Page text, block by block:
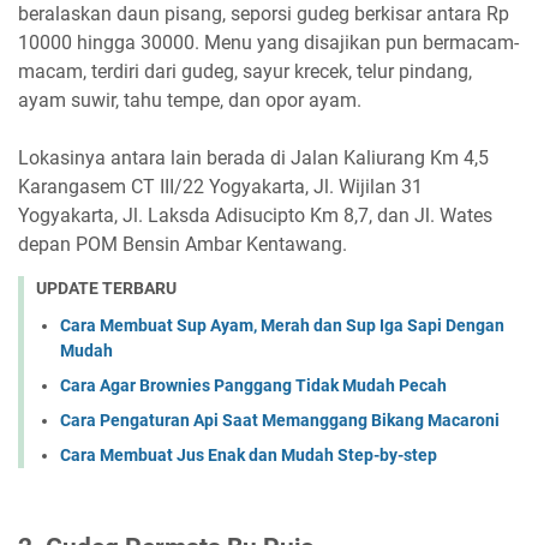
beralaskan daun pisang, seporsi gudeg berkisar antara Rp
10000 hingga 30000. Menu yang disajikan pun bermacam-
macam, terdiri dari gudeg, sayur krecek, telur pindang,
ayam suwir, tahu tempe, dan opor ayam.
Lokasinya antara lain berada di Jalan Kaliurang Km 4,5
Karangasem CT III/22 Yogyakarta, Jl. Wijilan 31
Yogyakarta, Jl. Laksda Adisucipto Km 8,7, dan Jl. Wates
depan POM Bensin Ambar Kentawang.
UPDATE TERBARU
Cara Membuat Sup Ayam, Merah dan Sup Iga Sapi Dengan
Mudah
Cara Agar Brownies Panggang Tidak Mudah Pecah
Cara Pengaturan Api Saat Memanggang Bikang Macaroni
Cara Membuat Jus Enak dan Mudah Step-by-step